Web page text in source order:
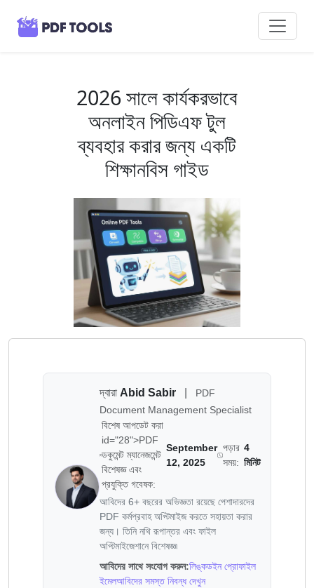
2026 সালে কার্যকরভাবে
অনলাইন পিডিএফ টুল
ব্যবহার করার জন্য একটি
শিক্ষানবিস গাইড
দ্বারা Abid Sabir
PDF
Document Management Specialist
বিশেষ আপডেট করা
id="28">PDF
ডকুমেন্ট ম্যানেজমেন্ট
বিশেষজ্ঞ এবং
প্রযুক্তি গবেষক:
September
12, 2025
পড়ার
সময়:
4
মিনিট
আবিদের 6+ বছরের অভিজ্ঞতা রয়েছে পেশাদারদের
PDF কর্মপ্রবাহ অপ্টিমাইজ করতে সহায়তা করার
জন্য। তিনি নথি রূপান্তর এবং ফাইল
অপ্টিমাইজেশানে বিশেষজ্ঞ৷
আবিদের সাথে সংযোগ করুন:লিঙ্কডইন প্রোফাইল
ইমেলআবিদের সমস্ত নিবন্ধ দেখুন